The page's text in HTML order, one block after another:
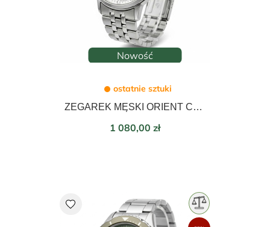
Nowość
ostatnie sztuki
ZEGAREK MĘSKI ORIENT CONTEMPORARY AUTOMATIC 42mm RA-AC0F02S30B
Cena
1 080,00 zł
favorite